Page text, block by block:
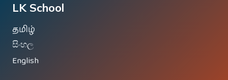
LK School
தமிழ்
සිංහල
English